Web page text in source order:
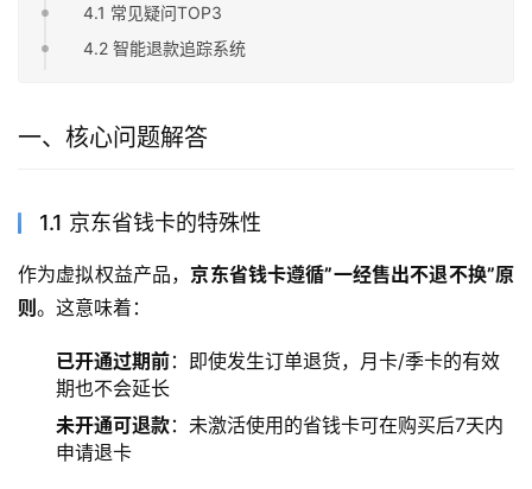
4.1 常见疑问TOP3
4.2 智能退款追踪系统
一、核心问题解答
1.1 京东省钱卡的特殊性
作为虚拟权益产品， 京东省钱卡遵循”一经售出不退不换”原
则。这意味着：
已开通过期前：即使发生订单退货，月卡/季卡的有效
期也不会延长
未开通可退款：未激活使用的省钱卡可在购买后7天内
申请退卡